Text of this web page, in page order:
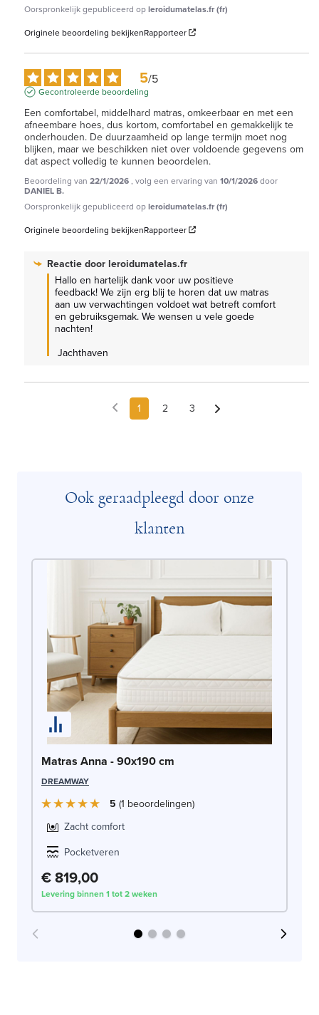
Oorspronkelijk gepubliceerd opleroidumatelas.fr (fr)
Originele beoordeling bekijkenRapporteer
5/5
Gecontroleerde beoordeling
Een comfortabel, middelhard matras, omkeerbaar en met een
afneembare hoes, dus kortom, comfortabel en gemakkelijk te
onderhouden. De duurzaamheid op lange termijn moet nog
blijken, maar we beschikken niet over voldoende gegevens om
dat aspect volledig te kunnen beoordelen.
Beoordeling van 22/1/2026, volg een ervaring van 10/1/2026door
DANIEL B.
Oorspronkelijk gepubliceerd opleroidumatelas.fr (fr)
Originele beoordeling bekijkenRapporteer
Reactie door leroidumatelas.fr
Hallo en hartelijk dank voor uw positieve
feedback! We zijn erg blij te horen dat uw matras
aan uw verwachtingen voldoet wat betreft comfort
en gebruiksgemak. We wensen u vele goede
nachten!
Jachthaven
1 2 3
Ook geraadpleegd door onze
klanten
Matras Anna - 90x190 cm
DREAMWAY
5 1 beoordelingen
Zacht comfort
Pocketveren
€ 819,00
Levering binnen 1 tot 2 weken